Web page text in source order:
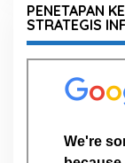
PENETAPAN
STRATEGIS